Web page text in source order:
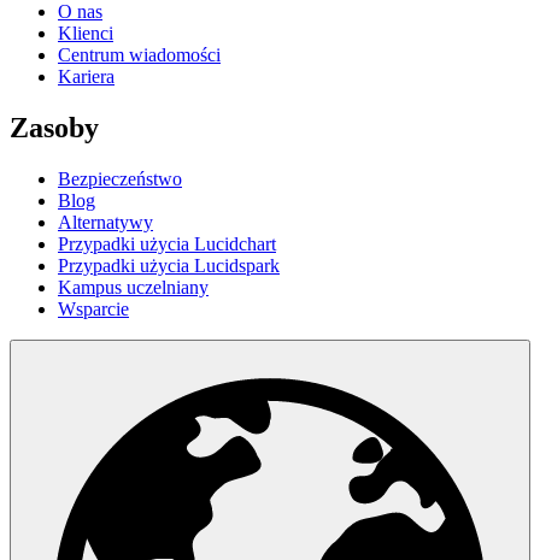
O nas
Klienci
Centrum wiadomości
Kariera
Zasoby
Bezpieczeństwo
Blog
Alternatywy
Przypadki użycia Lucidchart
Przypadki użycia Lucidspark
Kampus uczelniany
Wsparcie